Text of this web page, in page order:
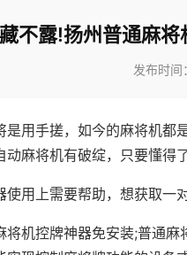
不露!扬州普通麻
发布时
是用手搓，如今的麻将机都
动麻将机有破绽，只要懂得
使用上需要帮助，想获取一
将机控牌神器免安装;普通